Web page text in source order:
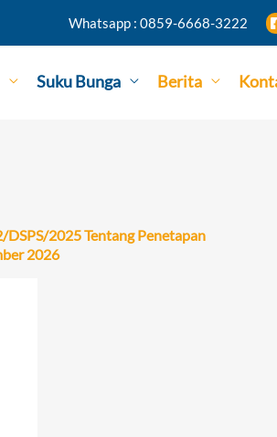
Whatsapp : 0859-6668-3222
Suku Bunga Berita
DSPS/2025 Tentang Penetapan
2026